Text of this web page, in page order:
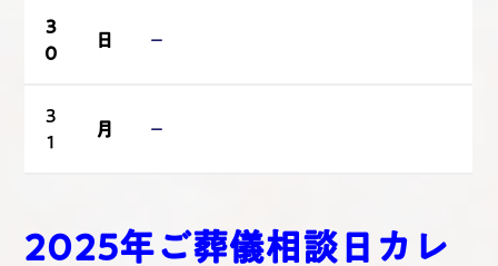
3
0
日 －
3
1
月 －
2025年ご葬儀相談日カレ